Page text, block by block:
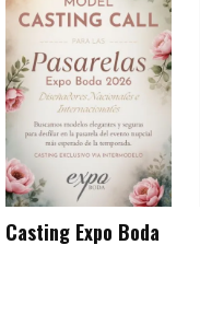
Casting Expo Boda